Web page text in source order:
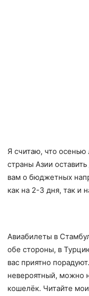
Я считаю, что осенью
страны Азии оставить
вам о бюджетных
как на 2-3 дня, так и
Авиабилеты в
обе стороны, в
вас приятно
невероятный, можно
кошелёк. Читайте